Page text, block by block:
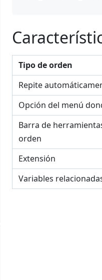
Tipo de orden
Repite
Opción del menú
Barra de
orden
Extensión
Variables